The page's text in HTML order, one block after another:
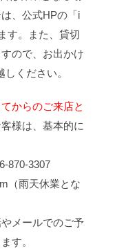
、公式HPの「i
す。また、貸切
ので、お出かけ
ください。
からのご来店と
様は、基本的に
870-3307
（雨天休業とな
メールでのご予
す。